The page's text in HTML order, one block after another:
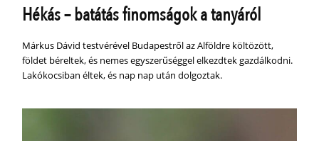
Hékás – batátás finomságok a tanyáról
Márkus Dávid testvérével Budapestről az Alföldre költözött,
földet béreltek, és nemes egyszerűséggel elkezdtek gazdálkodni.
Lakókocsiban éltek, és nap nap után dolgoztak.